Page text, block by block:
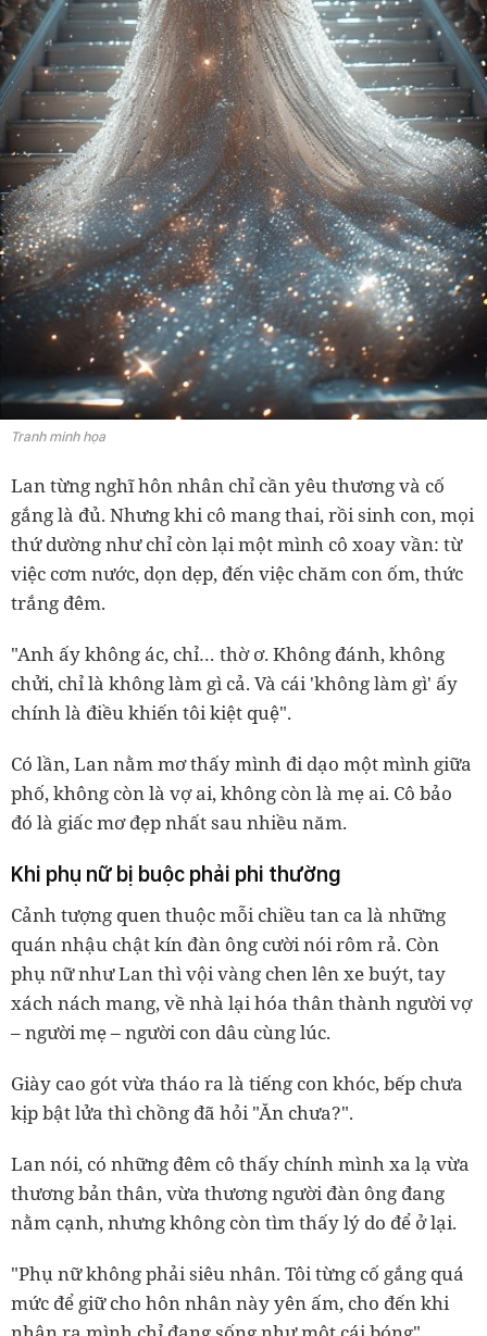
Tranh minh họa
Lan từng nghĩ hôn nhân chỉ cần yêu thương và cố
gắng là đủ. Nhưng khi cô mang thai, rồi sinh con, mọi
thứ dường như chỉ còn lại một mình cô xoay vần: từ
việc cơm nước, dọn dẹp, đến việc chăm con ốm, thức
trắng đêm.
"Anh ấy không ác, chỉ… thờ ơ. Không đánh, không
chửi, chỉ là không làm gì cả. Và cái 'không làm gì' ấy
chính là điều khiến tôi kiệt quệ".
Có lần, Lan nằm mơ thấy mình đi dạo một mình giữa
phố, không còn là vợ ai, không còn là mẹ ai. Cô bảo
đó là giấc mơ đẹp nhất sau nhiều năm.
Khi phụ nữ bị buộc phải phi thường
Cảnh tượng quen thuộc mỗi chiều tan ca là những
quán nhậu chật kín đàn ông cười nói rôm rả. Còn
phụ nữ như Lan thì vội vàng chen lên xe buýt, tay
xách nách mang, về nhà lại hóa thân thành người vợ
– người mẹ – người con dâu cùng lúc.
Giày cao gót vừa tháo ra là tiếng con khóc, bếp chưa
kịp bật lửa thì chồng đã hỏi "Ăn chưa?".
Lan nói, có những đêm cô thấy chính mình xa lạ vừa
thương bản thân, vừa thương người đàn ông đang
nằm cạnh, nhưng không còn tìm thấy lý do để ở lại.
"Phụ nữ không phải siêu nhân. Tôi từng cố gắng quá
mức để giữ cho hôn nhân này yên ấm, cho đến khi